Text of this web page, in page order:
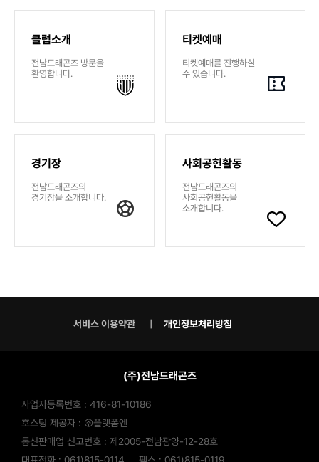
클럽소개
전남드래곤즈 방문을
환영합니다.
티켓예매
티켓예매를 진행하실
수 있습니다.
경기장
전남드래곤즈의
경기장을 소개합니다.
사회공헌활동
전남드래곤즈의
사회공헌활동을
소개합니다.
서비스 이용약관 개인정보처리방침
(주)전남드래곤즈
사업자등록번호 : 416-81-10186
호스팅 제공자 : ㈜플랫폼엔
통신판매업 신고번호 : 제2005-전남광양-12-28호